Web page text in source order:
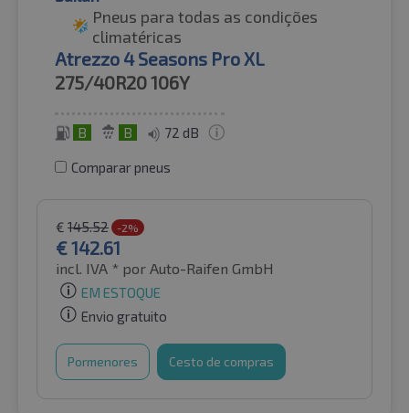
Pneus para todas as condições
climatéricas
Atrezzo 4 Seasons Pro XL
275/40R20106Y
B B 72 dB
Comparar pneus
€ 145.52 -2%
€142.61
incl. IVA * por Auto-Raifen GmbH
EM ESTOQUE
Envio gratuito
Pormenores Cesto de compras